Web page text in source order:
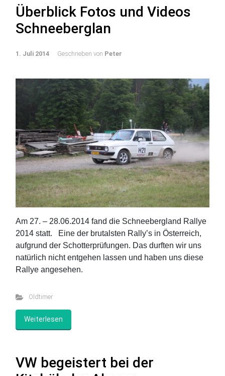
Überblick Fotos und Videos
Schneeberglan
1. Juli 2014 Geschrieben von Peter
Am 27. – 28.06.2014 fand die Schneebergland Rallye
2014 statt. Eine der brutalsten Rally’s in Österreich,
aufgrund der Schotterprüfungen. Das durften wir uns
natürlich nicht entgehen lassen und haben uns diese
Rallye angesehen.
Oldtimer
Weiterlesen
VW begeistert bei der